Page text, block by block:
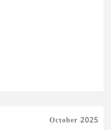
October 2025